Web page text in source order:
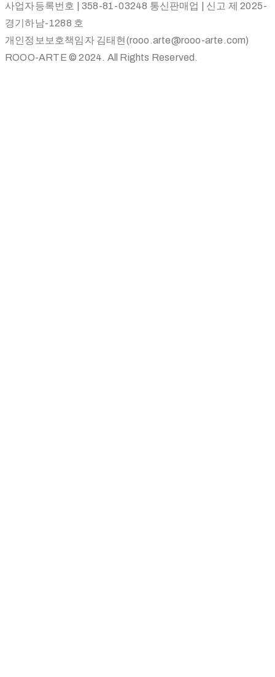
사업자등록번호 | 358-81-03248 통신판매업 | 신고 제 2025-
경기하남-1288 호
개인정보보호책임자 김태현(rooo.arte@rooo-arte.com)
ROOO-ARTE © 2024. All Rights Reserved.